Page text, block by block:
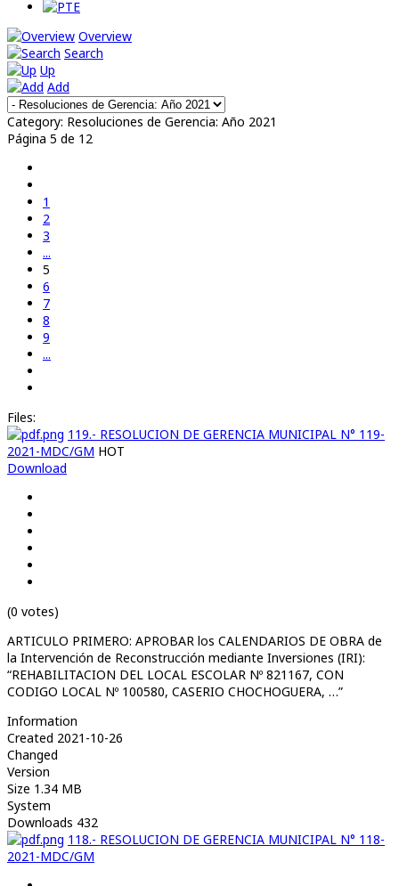
Overview
Search
Up
Add
Category: Resoluciones de Gerencia: Año 2021
Página 5 de 12
1
2
3
...
5
6
7
8
9
...
Files:
119.- RESOLUCION DE GERENCIA MUNICIPAL N° 119-
2021-MDC/GM HOT
Download
(0 votes)
ARTICULO PRIMERO: APROBAR los CALENDARIOS DE OBRA de
la Intervención de Reconstrucción mediante Inversiones (IRI):
“REHABILITACION DEL LOCAL ESCOLAR Nº 821167, CON
CODIGO LOCAL Nº 100580, CASERIO CHOCHOGUERA, …”
Information
Created 2021-10-26
Changed
Version
Size 1.34 MB
System
Downloads 432
118.- RESOLUCION DE GERENCIA MUNICIPAL N° 118-
2021-MDC/GM